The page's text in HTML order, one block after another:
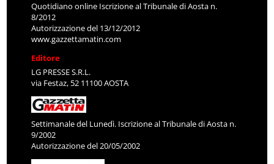
Quotidiano online Iscrizione al Tribunale di Aosta n.
8/2012
Autorizzazione del 13/12/2012
www.gazzettamatin.com
Editore
LG PRESSE S.R.L.
via Festaz, 52 11100 AOSTA
Settimanale del Lunedì. Iscrizione al Tribunale di Aosta n.
9/2002
Autorizzazione del 20/05/2002